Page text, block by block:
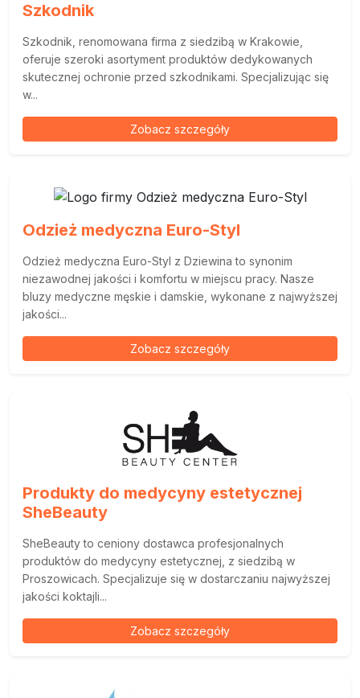
Szkodnik
Szkodnik, renomowana firma z siedzibą w Krakowie,
oferuje szeroki asortyment produktów dedykowanych
skutecznej ochronie przed szkodnikami. Specjalizując się
w...
Zobacz szczegóły
Odzież medyczna Euro-Styl
Odzież medyczna Euro-Styl z Dziewina to synonim
niezawodnej jakości i komfortu w miejscu pracy. Nasze
bluzy medyczne męskie i damskie, wykonane z najwyższej
jakości...
Zobacz szczegóły
Produkty do medycyny estetycznej
SheBeauty
SheBeauty to ceniony dostawca profesjonalnych
produktów do medycyny estetycznej, z siedzibą w
Proszowicach. Specjalizuje się w dostarczaniu najwyższej
jakości koktajli...
Zobacz szczegóły